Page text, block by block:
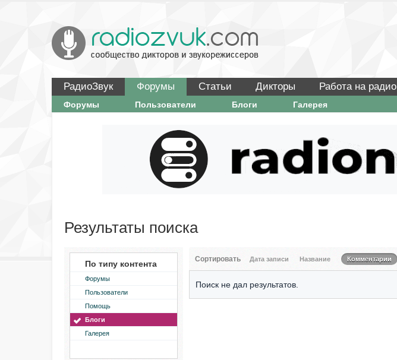
РадиоЗвук Форумы Статьи Дикторы Работа на радио
Форумы Пользователи Блоги Галерея
Результаты поиска
По типу контента
Форумы
Пользователи
Помощь
Блоги
Галерея
Сортировать Дата записи Название Комментарии
Поиск не дал результатов.